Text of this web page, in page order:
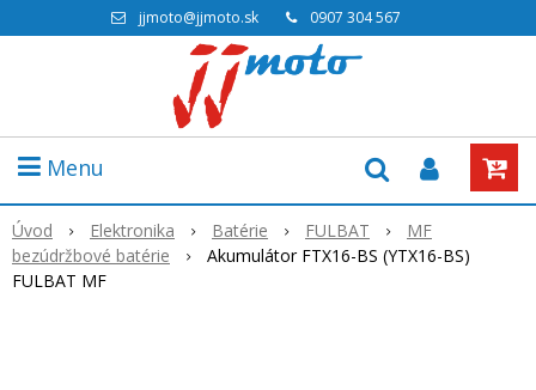
jjmoto@jjmoto.sk 0907 304 567
Menu
Úvod Elektronika Batérie FULBAT
MF
bezúdržbové batérie
Akumulátor FTX16-BS (YTX16-BS)
FULBAT MF